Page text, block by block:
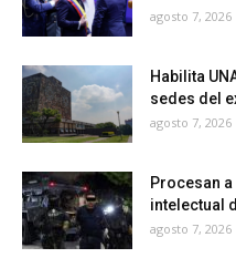
agosto 7, 2026
Habilita
sedes del
agosto 7, 2026
Procesan a
intelectual
agosto 7, 2026